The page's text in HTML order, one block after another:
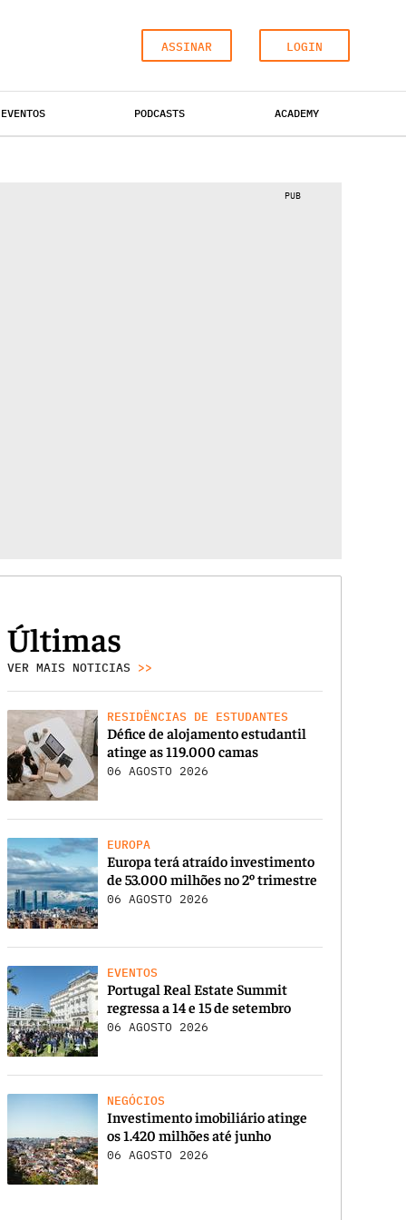
ASSINAR LOGIN
EVENTOS PODCASTS ACADEMY
PUB
Últimas
VER MAIS NOTICIAS >>
RESIDÊNCIAS DE ESTUDANTES
Défice de alojamento estudantil
atinge as 119.000 camas
06 AGOSTO 2026
EUROPA
Europa terá atraído investimento
de 53.000 milhões no 2º trimestre
06 AGOSTO 2026
EVENTOS
Portugal Real Estate Summit
regressa a 14 e 15 de setembro
06 AGOSTO 2026
NEGÓCIOS
Investimento imobiliário atinge
os 1.420 milhões até junho
06 AGOSTO 2026